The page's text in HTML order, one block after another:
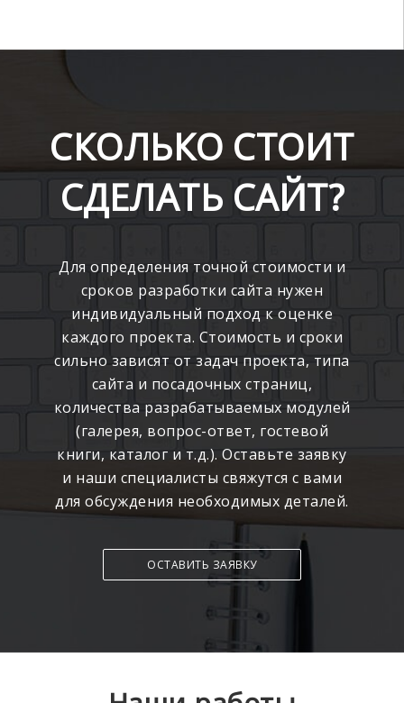
СКОЛЬКО СТОИТ
СДЕЛАТЬ САЙТ?
Для определения точной стоимости и
сроков разработки сайта нужен
индивидуальный подход к оценке
каждого проекта. Стоимость и сроки
сильно зависят от задач проекта, типа
сайта и посадочных страниц,
количества разрабатываемых модулей
(галерея, вопрос-ответ, гостевой
книги, каталог и т.д.). Оставьте заявку
и наши специалисты свяжутся с вами
для обсуждения необходимых деталей.
ОСТАВИТЬ ЗАЯВКУ